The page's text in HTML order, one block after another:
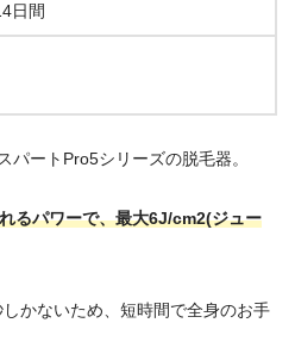
日間
パートPro5シリーズの脱毛器。
るパワーで、最大6J/cm2(ジュー
かないため、短時間で全身のお手